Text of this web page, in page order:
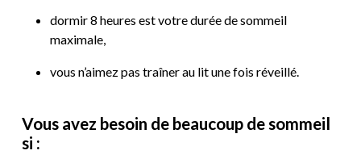
dormir 8 heures est votre durée de sommeil
maximale,
vous n’aimez pas traîner au lit une fois réveillé.
Vous avez besoin de beaucoup de sommeil
si :